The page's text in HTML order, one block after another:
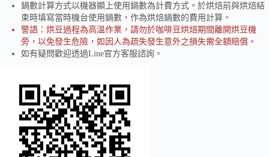
鍋數計算方式以機器顯上使用鍋數為計費方式。於烘焙前與烘焙結
束時填寫當時機台使用鍋數，作為烘焙鍋數的費用計算。
警語：烘豆過程為高溫作業，請勿於咖啡豆烘焙期間離開烘豆機
旁，以免發生危險，如因人為疏失發生意外之損失需全額賠償。
如有疑問歡迎透過Line官方客服諮詢。